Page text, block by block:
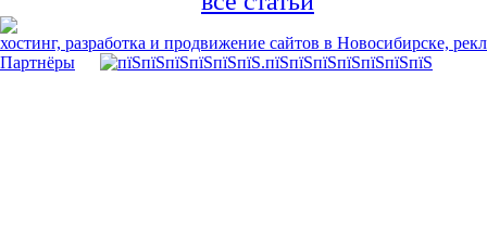
хостинг, разработка и продвижение сайтов в Новосибирске,
Партнёры